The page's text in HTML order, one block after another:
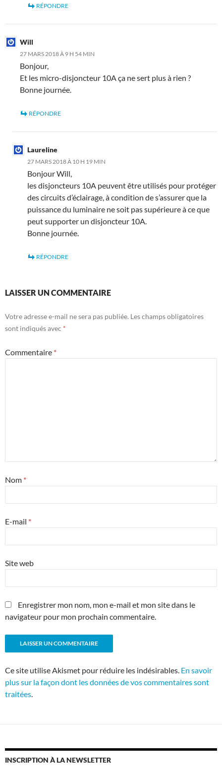
RÉPONDRE
Will
27 MARS 2018 À 9 H 54 MIN
Bonjour,
Et les micro-disjoncteur 10A ça ne sert plus à rien ?
Bonne journée.
RÉPONDRE
Laureline
27 MARS 2018 À 10 H 19 MIN
Bonjour Will,
les disjoncteurs 10A peuvent être utilisés pour protéger
des circuits d’éclairage, à condition de s’assurer que la
puissance du luminaire ne soit pas supérieure à ce que
peut supporter un disjoncteur 10A.
Bonne journée.
RÉPONDRE
LAISSER UN COMMENTAIRE
Votre adresse e-mail ne sera pas publiée. Les champs obligatoires
sont indiqués avec *
Commentaire *
Nom *
E-mail *
Site web
Enregistrer mon nom, mon e-mail et mon site dans le
navigateur pour mon prochain commentaire.
Ce site utilise Akismet pour réduire les indésirables. En savoir
plus sur la façon dont les données de vos commentaires sont
traitées
INSCRIPTION À LA NEWSLETTER